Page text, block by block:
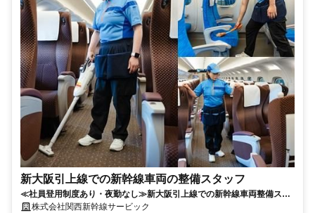
新大阪引上線での新幹線車両の整備スタッフ
≪社員登用制度あり・夜勤なし≫新大阪引上線での新幹線車両整備スタ
ッフを募集しています
株式会社関西新幹線サービック